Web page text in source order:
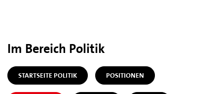
Im Bereich Politik
STARTSEITE POLITIK POSITIONEN